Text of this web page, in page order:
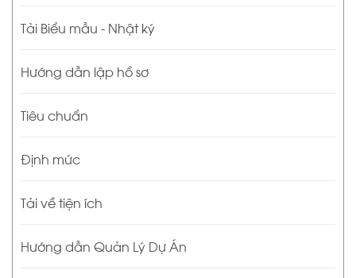
Tải Biểu mẫu - Nhật ký
Hướng dẫn lập hồ sơ
Tiêu chuẩn
Định mức
Tải về tiện ích
Hướng dẫn Quản Lý Dự Án